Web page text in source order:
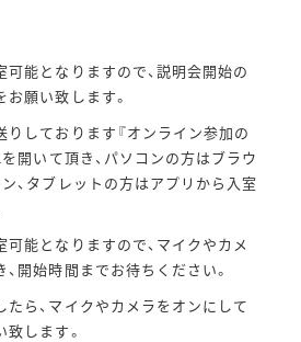
可能となりますので、説明会開始の
願い致します。
しております『オンライン参加の
開いて頂き、パソコンの方はブラウ
、タブレットの方はアプリから入室
能となりますので、マイクやカメ
開始時間までお待ちください。
たら、マイクやカメラをオンにして
します。